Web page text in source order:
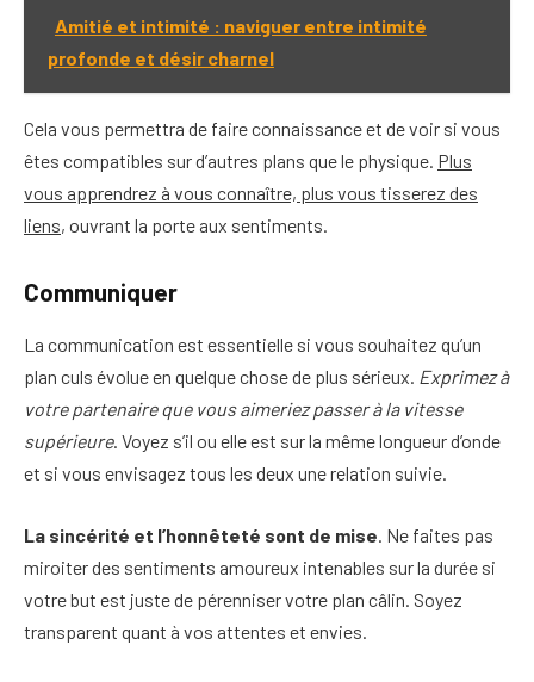
Amitié et intimité : naviguer entre intimité
profonde et désir charnel
Cela vous permettra de faire connaissance et de voir si vous
êtes compatibles sur d’autres plans que le physique. Plus
vous apprendrez à vous connaître, plus vous tisserez des
liens, ouvrant la porte aux sentiments.
Communiquer
La communication est essentielle si vous souhaitez qu’un
plan culs évolue en quelque chose de plus sérieux. Exprimez à
votre partenaire que vous aimeriez passer à la vitesse
supérieure. Voyez s’il ou elle est sur la même longueur d’onde
et si vous envisagez tous les deux une relation suivie.
La sincérité et l’honnêteté sont de mise. Ne faites pas
miroiter des sentiments amoureux intenables sur la durée si
votre but est juste de pérenniser votre plan câlin. Soyez
transparent quant à vos attentes et envies.